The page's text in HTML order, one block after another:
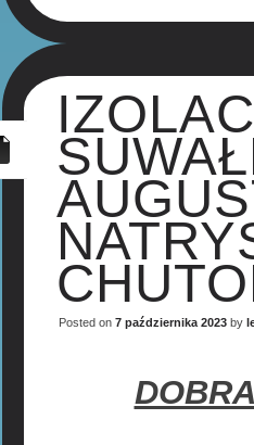
Posted on7 października 2023 by